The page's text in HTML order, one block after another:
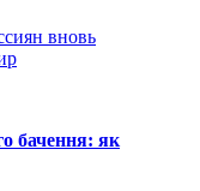
вновь
бачення: як